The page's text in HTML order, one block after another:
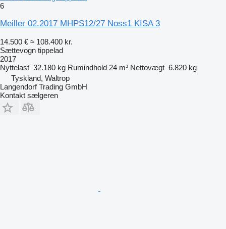
6
Meiller 02.2017 MHPS12/27 Noss1 KISA 3
14.500 € ≈ 108.400 kr.
Sættevogn tippelad
2017
Nyttelast 32.180 kg Rumindhold 24 m³ Nettovægt 6.820 kg
Tyskland, Waltrop
Langendorf Trading GmbH
Kontakt sælgeren